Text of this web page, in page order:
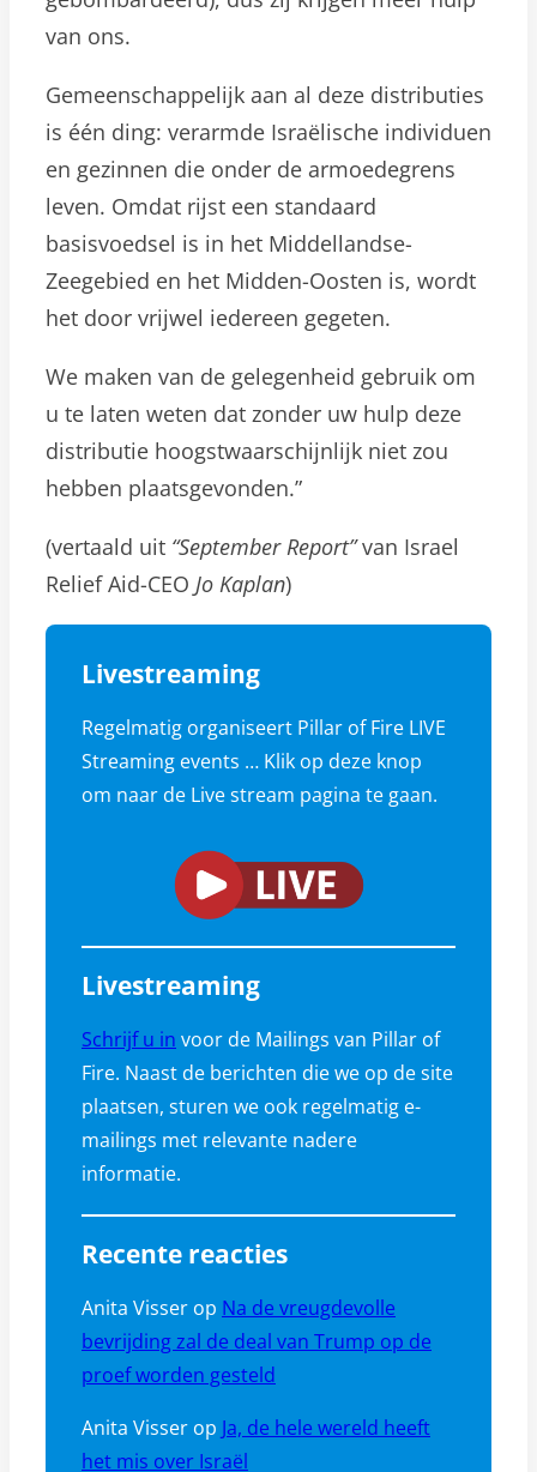
van ons.
Gemeenschappelijk aan al deze distributies
is één ding: verarmde Israëlische individuen
en gezinnen die onder de armoedegrens
leven. Omdat rijst een standaard
basisvoedsel is in het Middellandse-
Zeegebied en het Midden-Oosten is, wordt
het door vrijwel iedereen gegeten.
We maken van de gelegenheid gebruik om
u te laten weten dat zonder uw hulp deze
distributie hoogstwaarschijnlijk niet zou
hebben plaatsgevonden.”
(vertaald uit “September Report”van Israel
Relief Aid-CEO Jo Kaplan)
Livestreaming
Regelmatig organiseert Pillar of Fire LIVE
Streaming events … Klik op deze knop
om naar de Live stream pagina te gaan.
Livestreaming
Schrijf u in voor de Mailings van Pillar of
Fire. Naast de berichten die we op de site
plaatsen, sturen we ook regelmatig e-
mailings met relevante nadere
informatie.
Recente reacties
Anita Visser op Na de vreugdevolle
bevrijding zal de deal van Trump op de
proef worden gesteld
Anita Visser op Ja, de hele wereld heeft
het mis over Israël